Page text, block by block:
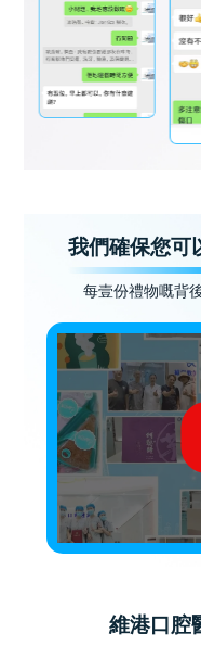
我們確保您可
每壹份禮物嘅背
維港口腔